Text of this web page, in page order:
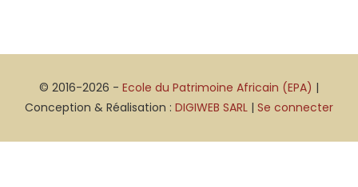
© 2016-2026 - Ecole du Patrimoine Africain (EPA) |
Conception & Réalisation : DIGIWEB SARL | Se connecter